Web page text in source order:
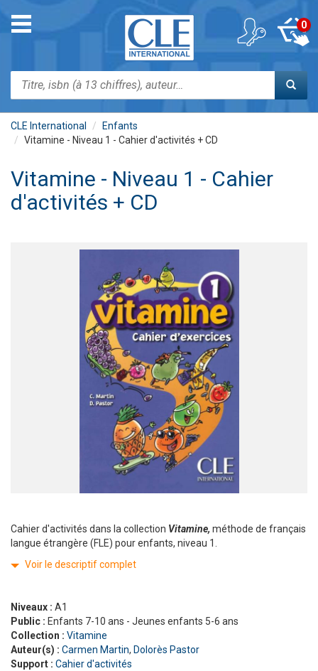
contenu
Toggle
navigation
Rechercher
0
CLE International
Enfants
Vitamine - Niveau 1 - Cahier d'activités + CD
Vitamine - Niveau 1 - Cahier
d'activités + CD
Cahier d'activités dans la collection Vitamine, méthode de français
langue étrangère (FLE) pour enfants, niveau 1.
Voir le descriptif complet
Niveaux : A1
Public : Enfants 7-10 ans - Jeunes enfants 5-6 ans
Collection : Vitamine
Auteur(s) : Carmen Martin, Dolorès Pastor
Support : Cahier d'activités